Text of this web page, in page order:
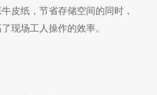
皮纸，节省存储空间的同时，
现场工人操作的效率。